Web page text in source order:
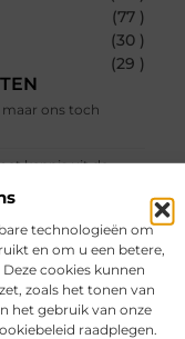
technologieën om
en om u een betere,
cookies kunnen
zoals het tonen van
het gebruik van onze
raadplegen.
(77 )
(30 )
(29 )
ons toch
kennis uit de
rondreis
melkstal
herstel en beter